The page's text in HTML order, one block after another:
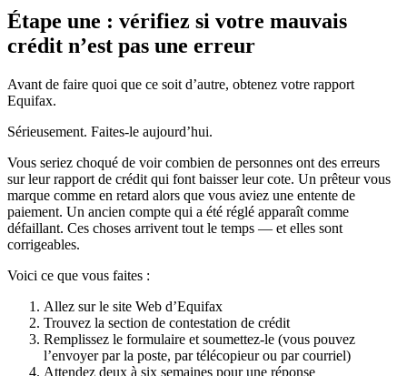
Étape une : vérifiez si votre mauvais
crédit n’est pas une erreur
Avant de faire quoi que ce soit d’autre, obtenez votre rapport
Equifax.
Sérieusement. Faites-le aujourd’hui.
Vous seriez choqué de voir combien de personnes ont des erreurs
sur leur rapport de crédit qui font baisser leur cote. Un prêteur vous
marque comme en retard alors que vous aviez une entente de
paiement. Un ancien compte qui a été réglé apparaît comme
défaillant. Ces choses arrivent tout le temps — et elles sont
corrigeables.
Voici ce que vous faites :
Allez sur le site Web d’Equifax
Trouvez la section de contestation de crédit
Remplissez le formulaire et soumettez-le (vous pouvez
l’envoyer par la poste, par télécopieur ou par courriel)
Attendez deux à six semaines pour une réponse